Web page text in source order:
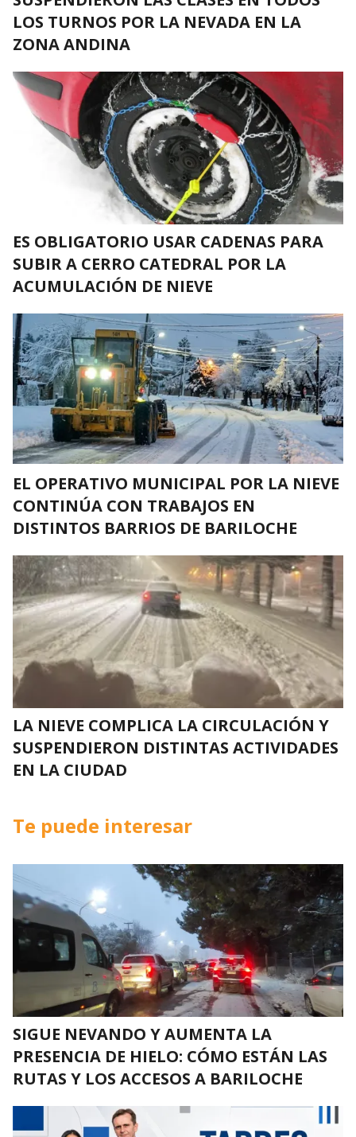
LOS TURNOS POR LA NEVADA EN LA
ZONA ANDINA
ES OBLIGATORIO USAR CADENAS PARA
SUBIR A CERRO CATEDRAL POR LA
ACUMULACIÓN DE NIEVE
EL OPERATIVO MUNICIPAL POR LA NIEVE
CONTINÚA CON TRABAJOS EN
DISTINTOS BARRIOS DE BARILOCHE
LA NIEVE COMPLICA LA CIRCULACIÓN Y
SUSPENDIERON DISTINTAS ACTIVIDADES
EN LA CIUDAD
Te puede interesar
SIGUE NEVANDO Y AUMENTA LA
PRESENCIA DE HIELO: CÓMO ESTÁN LAS
RUTAS Y LOS ACCESOS A BARILOCHE